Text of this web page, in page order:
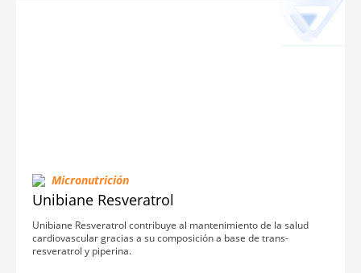
Micronutrición
Unibiane Resveratrol
Unibiane Resveratrol contribuye al mantenimiento de la salud
cardiovascular gracias a su composición a base de trans-
resveratrol y piperina.